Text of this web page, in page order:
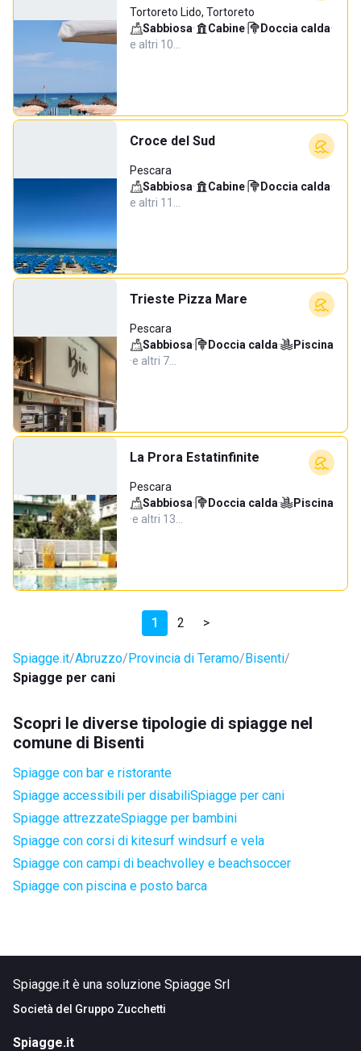
Tortoreto Lido, Tortoreto
Sabbiosa· Cabine· Doccia calda·
e altri 10…
Croce del Sud
Pescara
Sabbiosa· Cabine· Doccia calda·
e altri 11…
Trieste Pizza Mare
Pescara
Sabbiosa· Doccia calda·
Piscina
·e altri 7…
La Prora Estatinfinite
Pescara
Sabbiosa· Doccia calda·
Piscina
·e altri 13…
1 2 >
Spiagge.it Abruzzo Provincia di Teramo Bisenti
Spiagge per cani
Scopri le diverse tipologie di spiagge nel
comune di Bisenti
Spiagge con bar e ristorante
Spiagge accessibili per disabiliSpiagge per cani
Spiagge attrezzateSpiagge per bambini
Spiagge con corsi di kitesurf windsurf e vela
Spiagge con campi di beachvolley e beachsoccer
Spiagge con piscina e posto barca
Spiagge.it è una soluzione Spiagge Srl
Società del Gruppo Zucchetti
Spiagge.it